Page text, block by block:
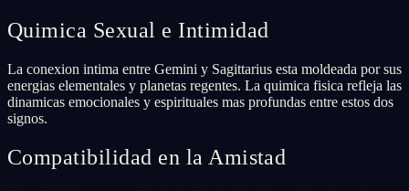
Quimica Sexual e Intimidad
La conexion intima entre Gemini y Sagittarius esta moldeada por sus
energias elementales y planetas regentes. La quimica fisica refleja las
dinamicas emocionales y espirituales mas profundas entre estos dos
signos.
Compatibilidad en la Amistad